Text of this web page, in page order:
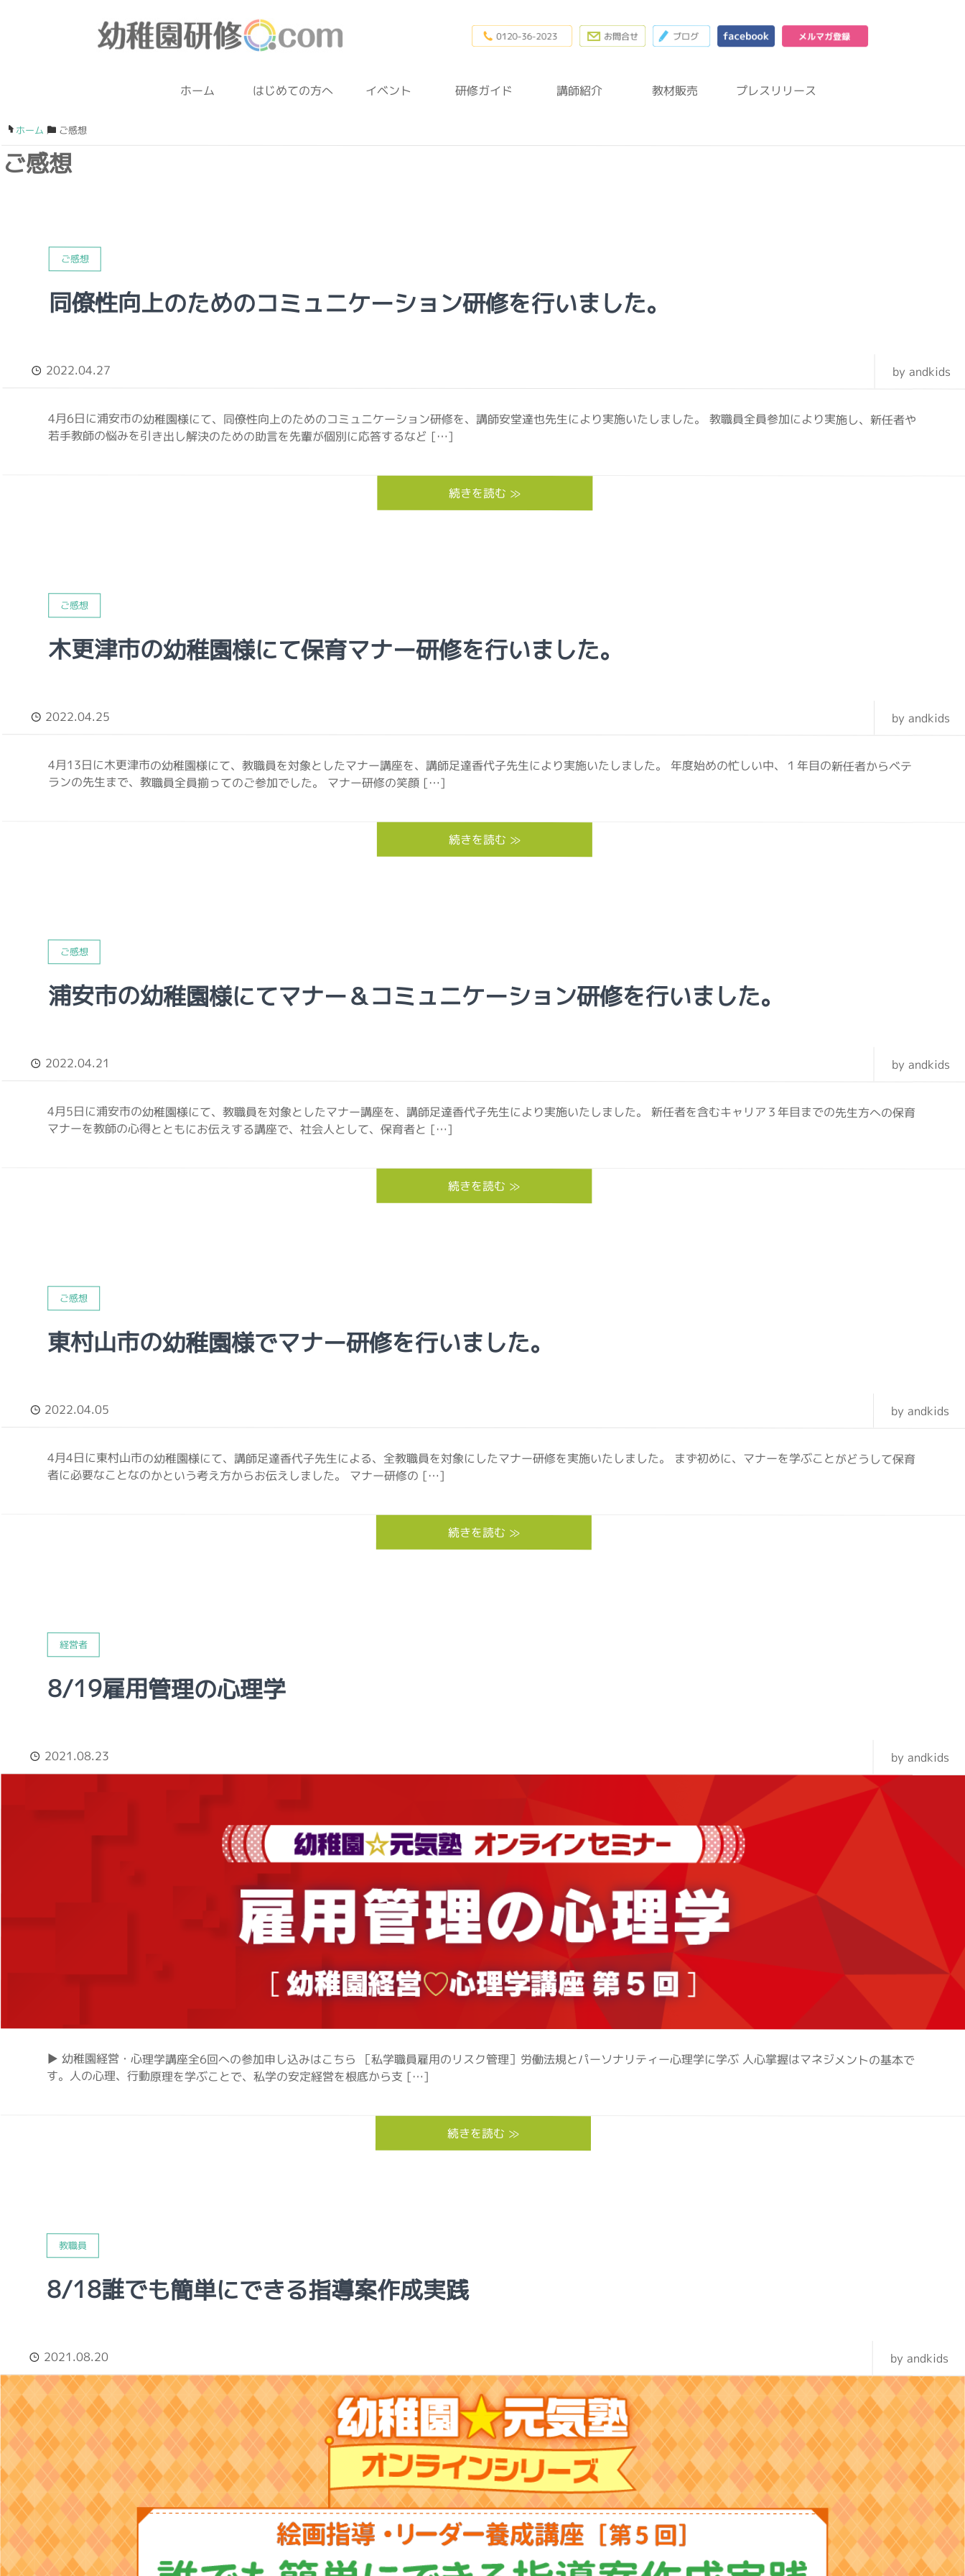
幼稚園研修.com
0120-36-2023 お問合わせフォーム
ブログ facebook
ホーム はじめての方へ イベント 研修ガイド 講師紹介 教材販売 プレスリリース
ホーム / ご感想
ご感想
ご感想
同僚性向上のためのコミュニケーション研修を行いました。
2022.04.27 by andkids
4月6日に浦安市の幼稚園様にて、同僚性向上のためのコミュニケーション研修を、講師安堂達也先生により実施いたしました。 教職員全員参加により実施し、新任者や
若手教師の悩みを引き出し解決のための助言を先輩が個別に応答するなど […]
続きを読む ≫
ご感想
木更津市の幼稚園様にて保育マナー研修を行いました。
2022.04.25 by andkids
4月13日に木更津市の幼稚園様にて、教職員を対象としたマナー講座を、講師足達香代子先生により実施いたしました。 年度始めの忙しい中、１年目の新任者からベテ
ランの先生まで、教職員全員揃ってのご参加でした。 マナー研修の笑顔 […]
続きを読む ≫
ご感想
浦安市の幼稚園様にてマナー＆コミュニケーション研修を行いました。
2022.04.21 by andkids
4月5日に浦安市の幼稚園様にて、教職員を対象としたマナー講座を、講師足達香代子先生により実施いたしました。 新任者を含むキャリア３年目までの先生方への保育
マナーを教師の心得とともにお伝えする講座で、社会人として、保育者と […]
続きを読む ≫
ご感想
東村山市の幼稚園様でマナー研修を行いました。
2022.04.05 by andkids
4月4日に東村山市の幼稚園様にて、講師足達香代子先生による、全教職員を対象にしたマナー研修を実施いたしました。 まず初めに、マナーを学ぶことがどうして保育
者に必要なことなのかという考え方からお伝えしました。 マナー研修の […]
続きを読む ≫
経営者
8/19雇用管理の心理学
2021.08.23 by andkids
▶︎ 幼稚園経営・心理学講座全6回への参加申し込みはこちら ［私学職員雇用のリスク管理］労働法規とパーソナリティー心理学に学ぶ 人心掌握はマネジメントの基本で
す。人の心理、行動原理を学ぶことで、私学の安定経営を根底から支 […]
続きを読む ≫
教職員
8/18誰でも簡単にできる指導案作成実践
2021.08.20 by andkids